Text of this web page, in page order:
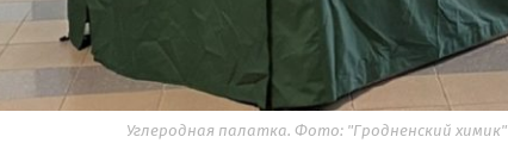
Углеродная палатка. Фото: "Гродненский химик"